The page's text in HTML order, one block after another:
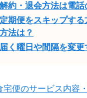
約・退会方法は電話
期便をスキップす
法は？
く曜日や間隔を変更
宅便のサービス内容